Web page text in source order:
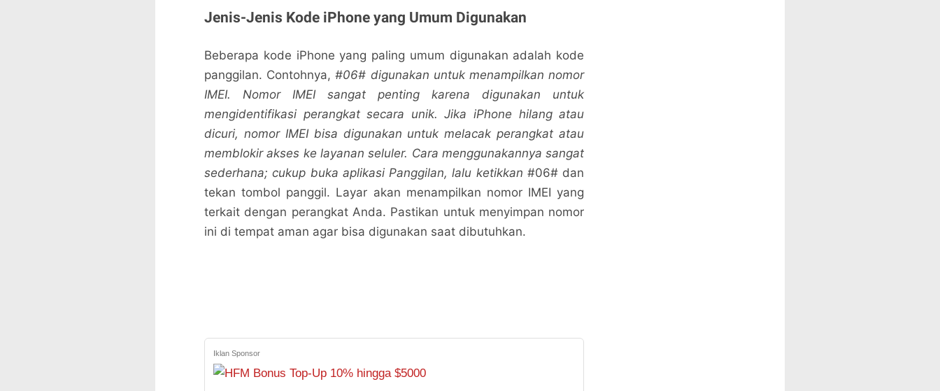
Jenis-Jenis Kode iPhone yang Umum Digunakan
Beberapa kode iPhone yang paling umum digunakan adalah kode
panggilan. Contohnya,#06# digunakan untuk menampilkan nomor
IMEI. Nomor IMEI sangat penting karena digunakan untuk
mengidentifikasi perangkat secara unik. Jika iPhone hilang atau
dicuri, nomor IMEI bisa digunakan untuk melacak perangkat atau
memblokir akses ke layanan seluler. Cara menggunakannya sangat
sederhana; cukup buka aplikasi Panggilan, lalu ketikkan #06# dan
tekan tombol panggil. Layar akan menampilkan nomor IMEI yang
terkait dengan perangkat Anda. Pastikan untuk menyimpan nomor
ini di tempat aman agar bisa digunakan saat dibutuhkan.
Iklan Sponsor